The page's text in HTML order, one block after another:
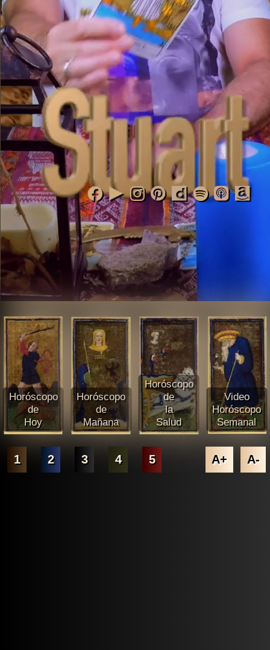
Horóscopo
de
Hoy
Horóscopo
de
Mañana
Horóscopo
de
la
Salud
Video
Horóscopo
Semanal
1 2 3 4 5 A+ A-